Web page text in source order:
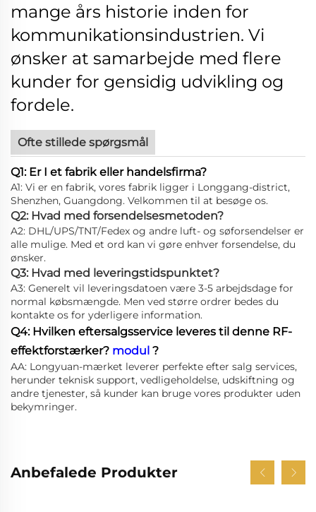
mange års historie inden for
kommunikationsindustrien. Vi
ønsker at samarbejde med flere
kunder for gensidig udvikling og
fordele.
Ofte stillede spørgsmål
Q1: Er I et fabrik eller handelsfirma?
A1: Vi er en fabrik, vores fabrik ligger i Longgang-district,
Shenzhen, Guangdong. Velkommen til at besøge os.
Q2: Hvad med forsendelsesmetoden?
A2: DHL/UPS/TNT/Fedex og andre luft- og søforsendelser er
alle mulige. Med et ord kan vi gøre enhver forsendelse, du
ønsker.
Q3: Hvad med leveringstidspunktet?
A3: Generelt vil leveringsdatoen være 3-5 arbejdsdage for
normal købsmængde. Men ved større ordrer bedes du
kontakte os for yderligere information.
Q4: Hvilken eftersalgsservice leveres til denne RF-
effektforstærker? modul ?
AA: Longyuan-mærket leverer perfekte efter salg services,
herunder teknisk support, vedligeholdelse, udskiftning og
andre tjenester, så kunder kan bruge vores produkter uden
bekymringer.
Anbefalede Produkter